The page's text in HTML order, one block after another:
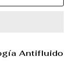
Antifluido